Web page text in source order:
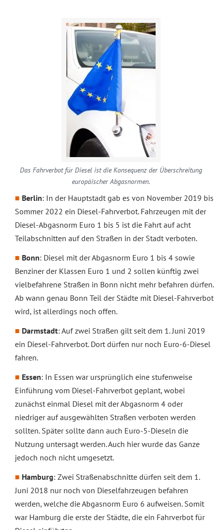
Das Fahrverbot für Diesel ist die Konsequenz der Überschreitung
europäischer Abgasnormen.
Berlin: In der Hauptstadt gab es von November 2019 bis
Sommer 2022 ein Diesel-Fahrverbot. Fahrzeugen mit der
Diesel-Abgasnorm Euro 1 bis 5 ist die Fahrt auf acht
Teilabschnitten auf den Straßen in der Stadt verboten.
Bonn: Diesel mit der Abgasnorm Euro 1 bis 4 sowie
Benziner der Klassen Euro 1 und 2 sollen künftig zwei
vielbefahrene Straßen in Bonn nicht mehr befahren dürfen.
Ab wann genau Bonn Teil der Städte mit Diesel-Fahrverbot
wird, ist allerdings noch offen.
Darmstadt: Auf zwei Straßen gilt seit dem 1. Juni 2019
ein Diesel-Fahrverbot. Dort dürfen nur noch Euro-6-Diesel
fahren.
Essen: In Essen war ursprünglich eine stufenweise
Einführung vom Diesel-Fahrverbot geplant, wobei
zunächst einmal Diesel mit der Abgasnorm 4 oder
niedriger auf ausgewählten Straßen verboten werden
sollten. Später sollte dann auch Euro-5-Dieseln die
Nutzung untersagt werden. Auch hier wurde das Ganze
jedoch noch nicht umgesetzt.
Hamburg: Zwei Straßenabschnitte dürfen seit dem 1.
Juni 2018 nur noch von Dieselfahrzeugen befahren
werden, welche die Abgasnorm Euro 6 aufweisen. Somit
war Hamburg die erste der Städte, die ein Fahrverbot für